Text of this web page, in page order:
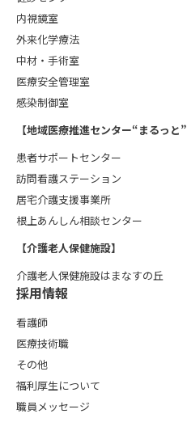
内視鏡室
外来化学療法
中材・手術室
医療安全管理室
感染制御室
【地域医療推進センター“まるっと”
患者サポートセンター
訪問看護ステーション
居宅介護支援事業所
根上あんしん相談センター
【介護老人保健施設】
介護老人保健施設はまなすの丘
採用情報
看護師
医療技術職
その他
福利厚生について
職員メッセージ